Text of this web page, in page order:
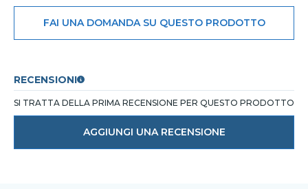
FAI UNA DOMANDA SU QUESTO PRODOTTO
RECENSIONI
SI TRATTA DELLA PRIMA RECENSIONE PER QUESTO PRODOTTO
AGGIUNGI UNA RECENSIONE